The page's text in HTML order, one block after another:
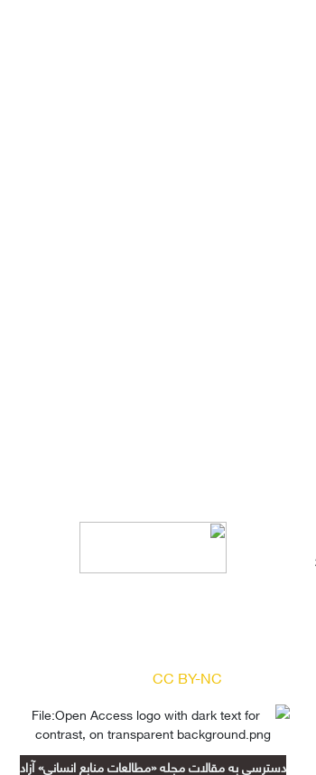
CC BY-NC
دسترسی به مقالات مجله «مطالعات منابع انسانی» آزاد